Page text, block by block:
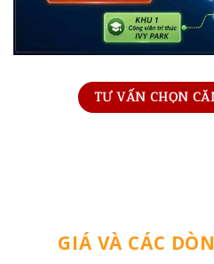
TƯ VẤN CHỌN
GIÁ VÀ CÁC